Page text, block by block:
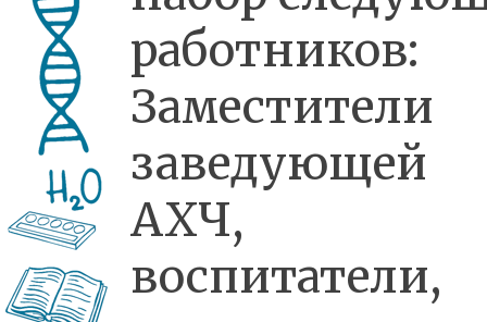
работников:
Заместители
заведующей
АХЧ,
воспитатели,